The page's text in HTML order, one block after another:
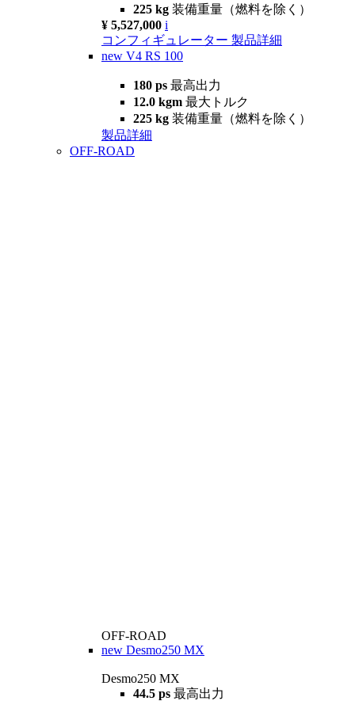
225 kg 装備重量（燃料を除く）
¥ 5,527,000 i
コンフィギュレーター 製品詳細
new V4 RS 100
180 ps 最高出力
12.0 kgm 最大トルク
225 kg 装備重量（燃料を除く）
製品詳細
OFF-ROAD
OFF-ROAD
new Desmo250 MX
Desmo250 MX
44.5 ps 最高出力